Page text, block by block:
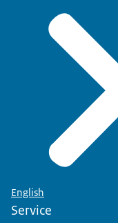
English
Service